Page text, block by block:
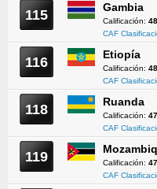
115 Gambia
Calificación:
CAF
116 Etiopía
Calificación:
CAF
118 Ruanda
Calificación:
CAF
119 Calificación:
CAF